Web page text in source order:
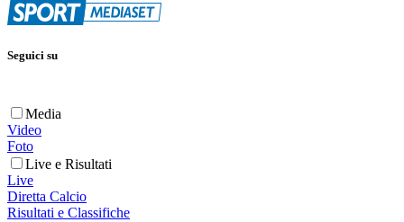
Seguici su
Media
Video
Foto
Live e Risultati
Live
Diretta Calcio
Risultati e Classifiche